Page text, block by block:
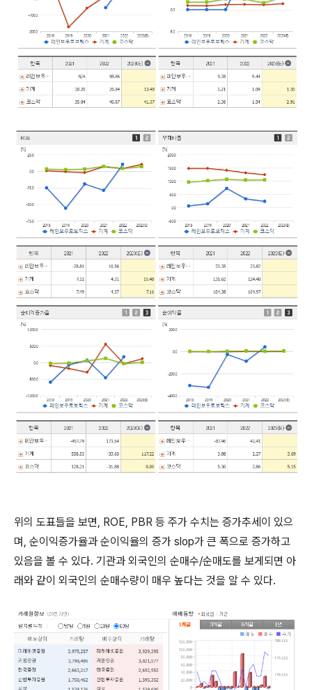
위의 도표들을 보면, ROE, PBR 등 주가 수치는 증가추세이 있으
며, 순이익증가율과 순이익율의 증가 slop가 큰 폭으로 증가하고
있음을 볼 수 있다. 기관과 외국인의 순매수/순매도를 보게되면 아
래와 같이 외국인의 순매수량이 매우 높다는 것을 알 수 있다.